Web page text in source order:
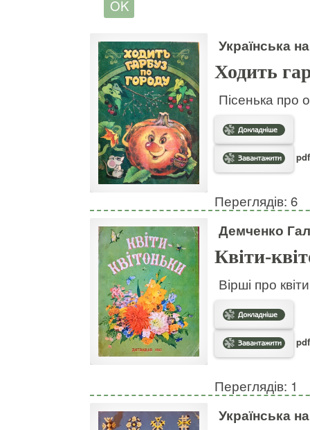
Українська
Ходить
Пісенька про
Переглядів: 6
Демченко
Квіти-
Вірші про
Переглядів: 1
Українська